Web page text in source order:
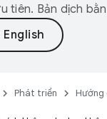
tiên. Bản dịch
Phát triển Hướng